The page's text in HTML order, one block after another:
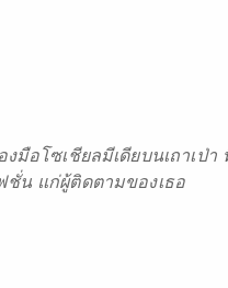
มือโซเชียลมีเดียบนเถาเป่า
ชั่น แก่ผู้ติดตามของเธอ